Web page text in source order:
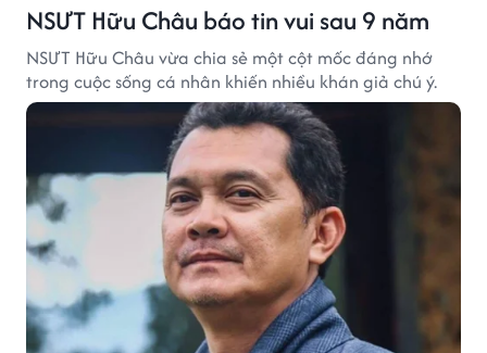
NSƯT Hữu Châu báo tin vui sau 9 năm
NSƯT Hữu Châu vừa chia sẻ một cột mốc đáng nhớ
trong cuộc sống cá nhân khiến nhiều khán giả chú ý.